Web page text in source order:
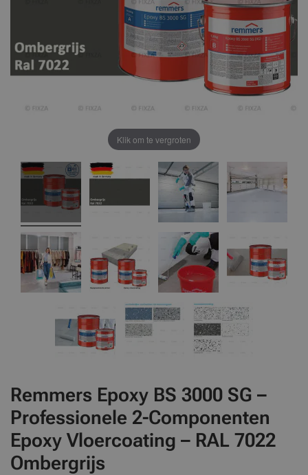
Remmers Epoxy BS 3000 SG –
Professionele 2-Componenten
Epoxy Vloercoating – RAL 7022
Ombergrijs
Klik om te vergroten